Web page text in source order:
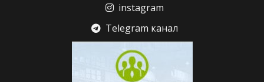
instagram
Telegram канал